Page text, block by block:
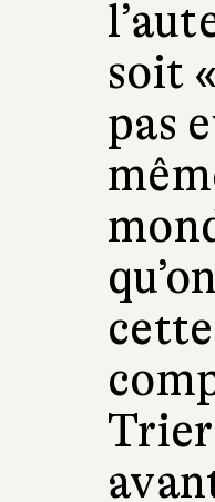
soit
pas